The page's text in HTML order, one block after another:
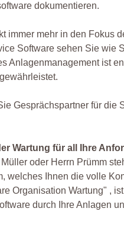
dokumentieren.
immer mehr in den Fokus
Software sehen Sie
Anlagenmanagement ist
Gesprächspartner für
Wartung für all Ihre
oder Herrn Prümm
welches Ihnen die volle
Organisation Wartung" ,
durch Ihre Anlagen